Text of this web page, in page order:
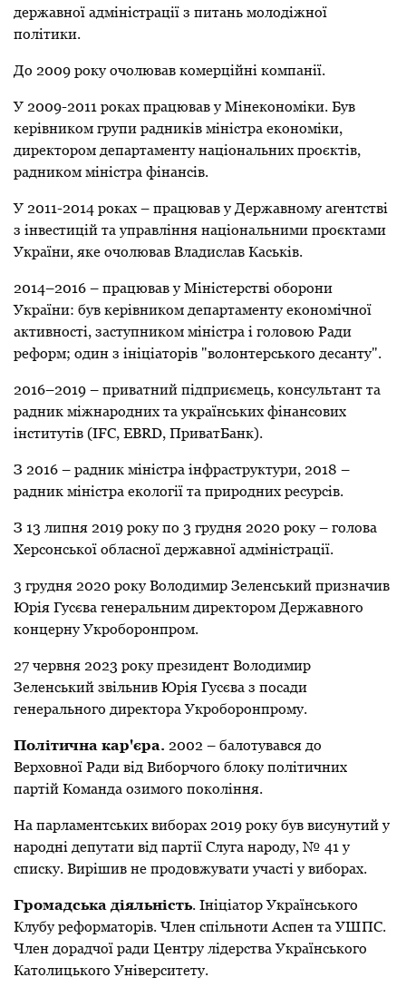
державної адміністрації з питань молодіжної
політики.
До 2009 року очолював комерційні компанії.
У 2009-2011 роках працював у Мінекономіки. Був
керівником групи радників міністра економіки,
директором департаменту національних проєктів,
радником міністра фінансів.
У 2011-2014 роках – працював у Державному агентстві
з інвестицій та управління національними проєктами
України, яке очолював Владислав Каськів.
2014–2016 – працював у Міністерстві оборони
України: був керівником департаменту економічної
активності, заступником міністра і головою Ради
реформ; один з ініціаторів "волонтерського десанту".
2016–2019 – приватний підприємець, консультант та
радник міжнародних та українських фінансових
інститутів (IFC, EBRD, ПриватБанк).
З 2016 – радник міністра інфраструктури, 2018 –
радник міністра екології та природних ресурсів.
З 13 липня 2019 рокупо 3 грудня 2020 року– голова
Херсонської обласної державної адміністрації.
3 грудня 2020 року Володимир Зеленський призначив
Юрія Гусєва генеральним директором Державного
концерну Укроборонпром.
27 червня 2023 року президент Володимир
Зеленський звільнив Юрія Гусєва з посади
генерального директора Укроборонпрому.
Політична кар'єра. 2002 – балотувався до
Верховної Ради від Виборчого блоку політичних
партій Команда озимого покоління.
На парламентських виборах 2019 рокубув висунутий у
народні депутати від партії Слуга народу, № 41 у
списку. Вирішив не продовжувати участі у виборах.
Громадська діяльність. Ініціатор Українського
Клубу реформаторів. Член спільноти Аспен та УШПС.
Член дорадчої ради Центру лідерства Українського
Католицького Університету.